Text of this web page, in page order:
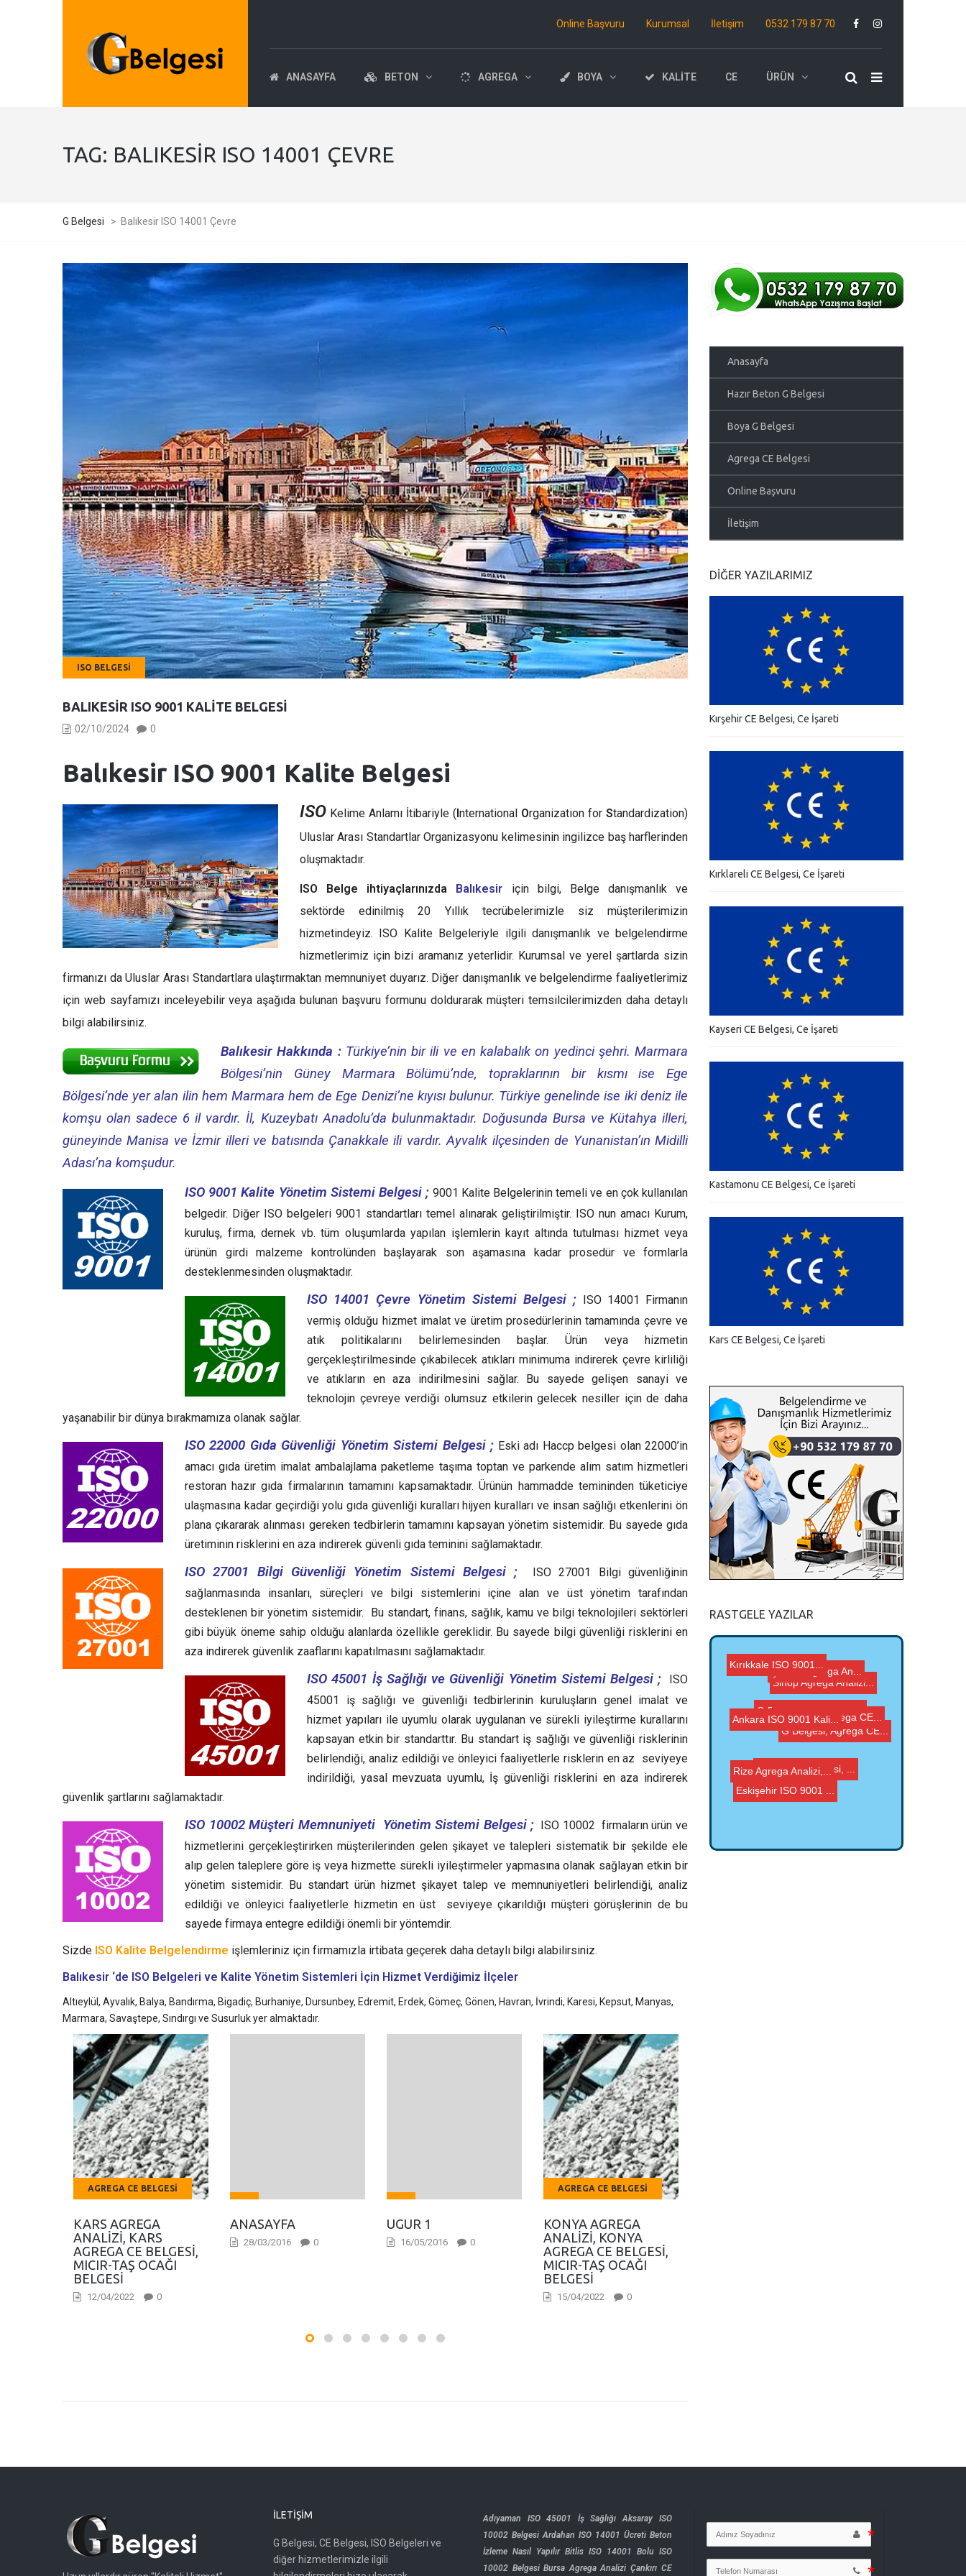
Online Başvuru Kurumsal İletişim 0532 179 87 70
ANASAYFA BETON AGREGA BOYA KALITE CE ÜRÜN
TAG: BALIKESIR ISO 14001 ÇEVRE
G Belgesi > Balıkesir ISO 14001 Çevre
ISO BELGESI
BALIKESIR ISO 9001 KALITE BELGESI
02/10/2024 0
Balıkesir ISO 9001 Kalite Belgesi
ISO Kelime Anlamı İtibariyle ( nternational Organization for Standardization)
Uluslar Arası Standartlar Organizasyonu kelimesinin ingilizce baş harflerinden
oluşmaktadır.
ISO Belge ihtiyaçlarınızda Balıkesir için bilgi, Belge danışmanlık ve
sektörde edinilmiş 20 Yıllık tecrübelerimizle siz müşterilerimizin
hizmetindeyiz. ISO Kalite Belgeleriyle ilgili danışmanlık ve belgelendirme
hizmetlerimiz için bizi aramanız yeterlidir. Kurumsal ve yerel şartlarda sizin
firmanızı da Uluslar Arası Standartlara ulaştırmaktan memnuniyet duyarız. Diğer danışmanlık ve belgelendirme faaliyetlerimiz
için web sayfamızı inceleyebilir veya aşağıda bulunan başvuru formunu doldurarak müşteri temsilcilerimizden daha detaylı
bilgi alabilirsiniz.
Balıkesir Hakkında :Türkiye’nin bir ili ve en kalabalık on yedinci şehri. Marmara
Bölgesi’nin Güney Marmara Bölümü’nde, topraklarının bir kısmı ise Ege
Bölgesi’nde yer alan ilin hem Marmara hem de Ege Denizi’ne kıyısı bulunur. Türkiye genelinde ise iki deniz ile
komşu olan sadece 6 il vardır. İl, Kuzeybatı Anadolu’da bulunmaktadır. Doğusunda Bursa ve Kütahya illeri,
güneyinde Manisa ve İzmir illeri ve batısında Çanakkale ili vardır.Ayvalık ilçesinden de Yunanistan’ın Midilli
Adası’na komşudur.
ISO 9001 Kalite Yönetim Sistemi Belgesi ; 9001 Kalite Belgelerinin temeli ve en çok kullanılan
belgedir. Diğer ISO belgeleri 9001 standartları temel alınarak geliştirilmiştir. ISO nun amacı Kurum,
kuruluş, firma, dernek vb. tüm oluşumlarda yapılan işlemlerin kayıt altında tutulması hizmet veya
ürünün girdi malzeme kontrolünden başlayarak son aşamasına kadar prosedür ve formlarla
desteklenmesinden oluşmaktadır.
ISO 14001 Çevre Yönetim Sistemi Belgesi ;
ISO 14001 Firmanın
vermiş olduğu hizmet imalat ve üretim prosedürlerinin tamamında çevre ve
atık politikalarını belirlemesinden başlar. Ürün veya hizmetin
gerçekleştirilmesinde çıkabilecek atıkları minimuma indirerek çevre kirliliği
ve atıkların en aza indirilmesini sağlar. Bu sayede gelişen sanayi ve
teknolojin çevreye verdiği olumsuz etkilerin gelecek nesiller için de daha
yaşanabilir bir dünya bırakmamıza olanak sağlar.
ISO 22000 Gıda Güvenliği Yönetim Sistemi Belgesi ; Eski adı Haccp belgesi olan 22000’in
amacı gıda üretim imalat ambalajlama paketleme taşıma toptan ve parkende alım satım hizmetleri
restoran hazır gıda firmalarının tamamını kapsamaktadır. Ürünün hammadde temininden tüketiciye
ulaşmasına kadar geçirdiği yolu gıda güvenliği kuralları hijyen kuralları ve insan sağlığı etkenlerini ön
plana çıkararak alınması gereken tedbirlerin tamamını kapsayan yönetim sistemidir. Bu sayede gıda
üretiminin risklerini en aza indirerek güvenli gıda teminini sağlamaktadır.
ISO 27001 Bilgi Güvenliği Yönetim Sistemi Belgesi ;
ISO 27001 Bilgi güvenliğinin
sağlanmasında insanları, süreçleri ve bilgi sistemlerini içine alan ve üst yönetim tarafından
desteklenen bir yönetim sistemidir. Bu standart, finans, sağlık, kamu ve bilgi teknolojileri sektörleri
gibi büyük öneme sahip olduğu alanlarda özellikle gereklidir. Bu sayede bilgi güvenliği risklerini en
aza indirerek güvenlik zaaflarını kapatılmasını sağlamaktadır.
ISO 45001 İş Sağlığı ve Güvenliği Yönetim Sistemi Belgesi ;
ISO
45001 iş sağlığı ve güvenliği tedbirlerinin kuruluşların genel imalat ve
hizmet yapıları ile uyumlu olarak uygulanan ve sürekli iyileştirme kurallarını
kapsayan etkin bir standarttır. Bu standart iş sağlığı ve güvenliği risklerinin
belirlendiği, analiz edildiği ve önleyici faaliyetlerle risklerin en az seviyeye
indirildiği, yasal mevzuata uyumlu, İş güvenliği risklerini en aza indirerek
güvenlik şartlarını sağlamaktadır.
ISO 10002 Müşteri Memnuniyeti Yönetim Sistemi Belgesi ;
ISO 10002 firmaların ürün ve
hizmetlerini gerçekleştirirken müşterilerinden gelen şikayet ve talepleri sistematik bir şekilde ele
alıp gelen taleplere göre iş veya hizmette sürekli iyileştirmeler yapmasına olanak sağlayan etkin bir
yönetim sistemidir.
Bu standart ürün hizmet şikayet talep ve memnuniyetleri belirlendiği, analiz
edildiği ve önleyici faaliyetlerle hizmetin en üst seviyeye çıkarıldığı müşteri görüşlerinin de bu
sayede firmaya entegre edildiği önemli bir yöntemdir.
Sizde ISO Kalite Belgelendirme işlemleriniz için firmamızla irtibata geçerek daha detaylı bilgi alabilirsiniz.
Balıkesir ‘de ISO Belgeleri ve Kalite Yönetim Sistemleri İçin Hizmet Verdiğimiz İlçeler
Altıeylül, Ayvalık, Balya, Bandırma, Bigadiç, Burhaniye, Dursunbey, Edremit, Erdek, Gömeç, Gönen, Havran, İvrindi, Karesi, Kepsut, Manyas,
Marmara, Savaştepe, Sındırgı ve Susurluk yer almaktadır.
AGREGA CE BELGESI
KARS AGREGA
ANALIZI, KARS
AGREGA CE BELGESI,
MICIR-TAŞ OCAĞI
BELGESI
12/04/2022 0
ANASAYFA
28/03/2016 0
UGUR 1
16/05/2016 0
AGREGA CE BELGESI
KONYA AGREGA
ANALIZI, KONYA
AGREGA CE BELGESI,
MICIR-TAŞ OCAĞI
BELGESI
15/04/2022 0
Anasayfa
Hazır Beton G Belgesi
Boya G Belgesi
Agrega CE Belgesi
Online Başvuru
İletişim
DIĞER YAZILARIMIZ
Kırşehir CE Belgesi, Ce İşareti
Kırklareli CE Belgesi, Ce İşareti
Kayseri CE Belgesi, Ce İşareti
Kastamonu CE Belgesi, Ce İşareti
Kars CE Belgesi, Ce İşareti
RASTGELE YAZILAR
G Belgesi, Agrega CE...
Sinop Agrega Analizi...
Çankırı Agrega An...
G Belgesi, Agrega CE...
G Belgesi, Agrega CE...
Eskişehir ISO 9001 ...
Kırıkkale ISO 9001...
Rize Agrega Analizi,...
Ankara ISO 9001 Kali...
İLETIŞIM
G Belgesi, CE Belgesi, ISO Belgeleri ve
diğer hizmetlerimizle ilgili
Adıyaman ISO 45001 İş Sağlığı
Aksaray ISO
10002 Belgesi Ardahan ISO 14001 Ücreti Beton
İzleme Nasıl Yapılır Bitlis ISO 14001 Bolu ISO
10002 Belgesi Bursa Agrega Analizi Çankırı CE